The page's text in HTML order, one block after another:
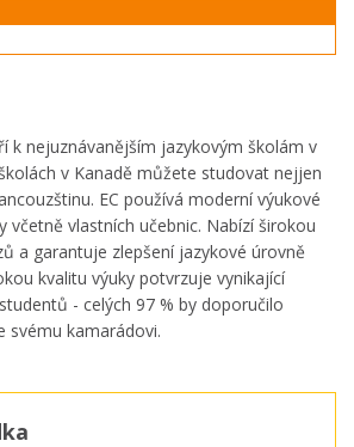
k nejuznávanějším jazykovým školám v
v Kanadě můžete studovat nejjen
EC používá moderní výukové
včetně vlastních učebnic. Nabízí širokou
a garantuje zlepšení jazykové úrovně
kvalitu výuky potvrzuje vynikající
- celých 97 % by doporučilo
svému kamarádovi.